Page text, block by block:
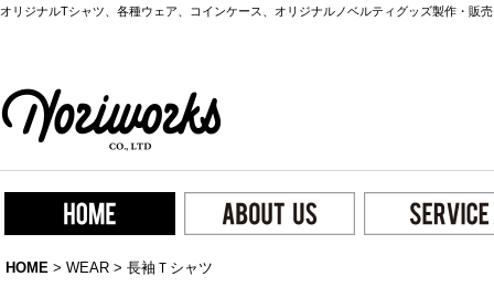
オリジナルTシャツ、各種ウェア、コインケース、オリジナルノベルティグッズ製作・販
HOME > WEAR > 長袖Ｔシャツ